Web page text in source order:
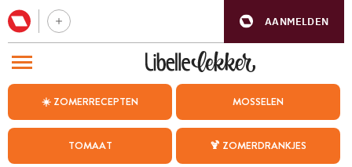
AANMELDEN
☀️ ZOMERRECEPTEN MOSSELEN
TOMAAT 🍹 ZOMERDRANKJES
BEZOEK ONZE ANDERE WEBSITES